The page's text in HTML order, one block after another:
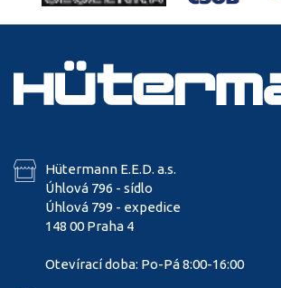
Hütermann E.E.D. a.s.
Úhlová 796 - sídlo
Úhlová 799 - expedice
148 00 Praha 4
Otevírací doba: Po-Pá 8:00-16:00